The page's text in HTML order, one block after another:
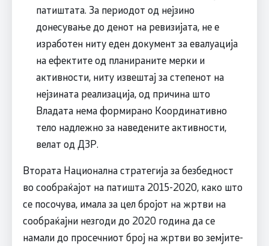
патиштата. За периодот од нејзино
донесување до денот на ревизијата, не е
изработен ниту еден документ за евалуација
на ефектите од планираните мерки и
активности, ниту извештај за степенот на
нејзината реализација, од причина што
Владата нема формирано Координативно
тело надлежно за наведените активности,
велат од ДЗР.
Втората Национална стратегија за безбедност
во сообраќајот на патишта 2015-2020, како што
се посочува, имала за цел бројот на жртви на
сообраќајни незгоди до 2020 година да се
намали до просечниот број на жртви во земјите-